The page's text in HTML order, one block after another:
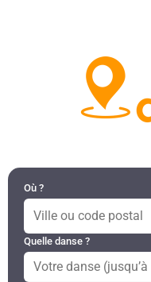
Où ?
Quelle danse ?